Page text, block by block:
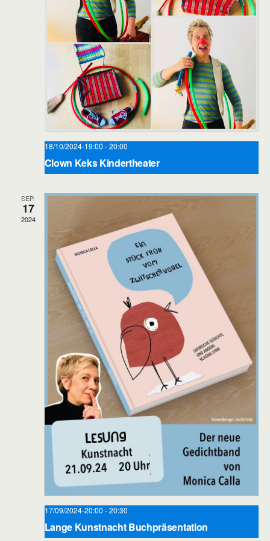
18/10/2024-19:00 -20:00
Clown Keks Kindertheater
SEP.
17
2024
17/09/2024-20:00 -20:30
Lange Kunstnacht Buchpräsentation